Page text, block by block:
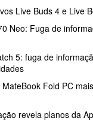
Live Buds 4 e Live
Neo: Fuga de
5: fuga de
Fold PC
revela planos da